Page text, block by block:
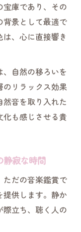
ラクゼーショ
ンのすすめ
クゼーション
の癒し効果
ョンが生む安
重町の静寂
ゼーション体
る九重町の魅
庫であり、その
背景として最適で
、心に直接響き
自然の移ろいを
リラックス効果
音を取り入れた
も感じさせる貴
静寂な時間
ただの音楽鑑賞で
供します。静か
立ち、聴く人の